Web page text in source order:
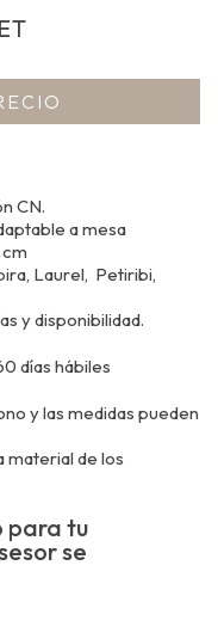
CN.
a mesa
Laurel, Petiribi,
y disponibilidad.
días hábiles
y las medidas pueden
material de los
para tu
se